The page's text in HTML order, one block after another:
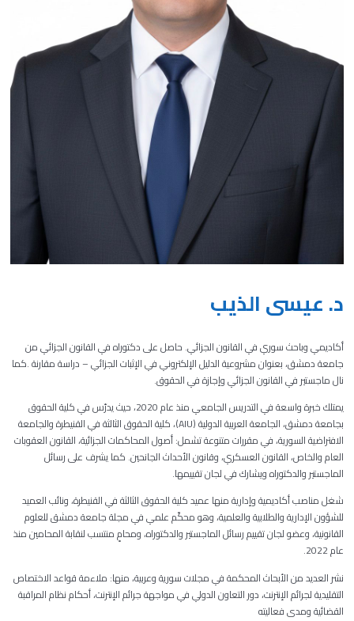
د. عيسى الذيب
أكاديمي وباحث سوري في القانون الجزائي. حاصل على دكتوراه في القانون الجزائي من
جامعة دمشق، بعنوان مشروعية الدليل الإلكتروني في الإثبات الجزائي – دراسة مقارنة.كما
نال ماجستير في القانون الجزائيوإجازة في الحقوق.
يمتلك خبرة واسعة في التدريس الجامعي منذ عام 2020، حيث يدرّس في كلية الحقوق
بجامعة دمشق،الجامعة العربية الدولية (AIU)، كلية الحقوق الثالثة في القنيطرة والجامعة
الافتراضية السورية، في مقررات متنوعة تشمل: أصول المحاكمات الجزائية، القانون العقوبات
العام والخاص، القانون العسكري، وقانون الأحداث الجانحين. كما يشرف على رسائل
الماجستير والدكتوراه ويشارك في لجان تقييمها.
شغل مناصب أكاديمية وإدارية منها عميد كلية الحقوق الثالثة في القنيطرة، ونائب العميد
للشؤون الإدارية والطلابية والعلمية، وهو محكّم علمي في مجلة جامعة دمشق للعلوم
القانونية، وعضو لجان تقييم رسائل الماجستير والدكتوراه، ومحامٍ منتسب لنقابة المحامين منذ
عام 2022
.
نشر العديد من الأبحاث المحكمة في مجلات سورية وعربية، منها: ملاءمة قواعد الاختصاص
التقليدية لجرائم الإنترنت، دور التعاون الدولي في مواجهة جرائم الإنترنت، أحكام نظام المراقبة
القضائية ومدى فعاليته